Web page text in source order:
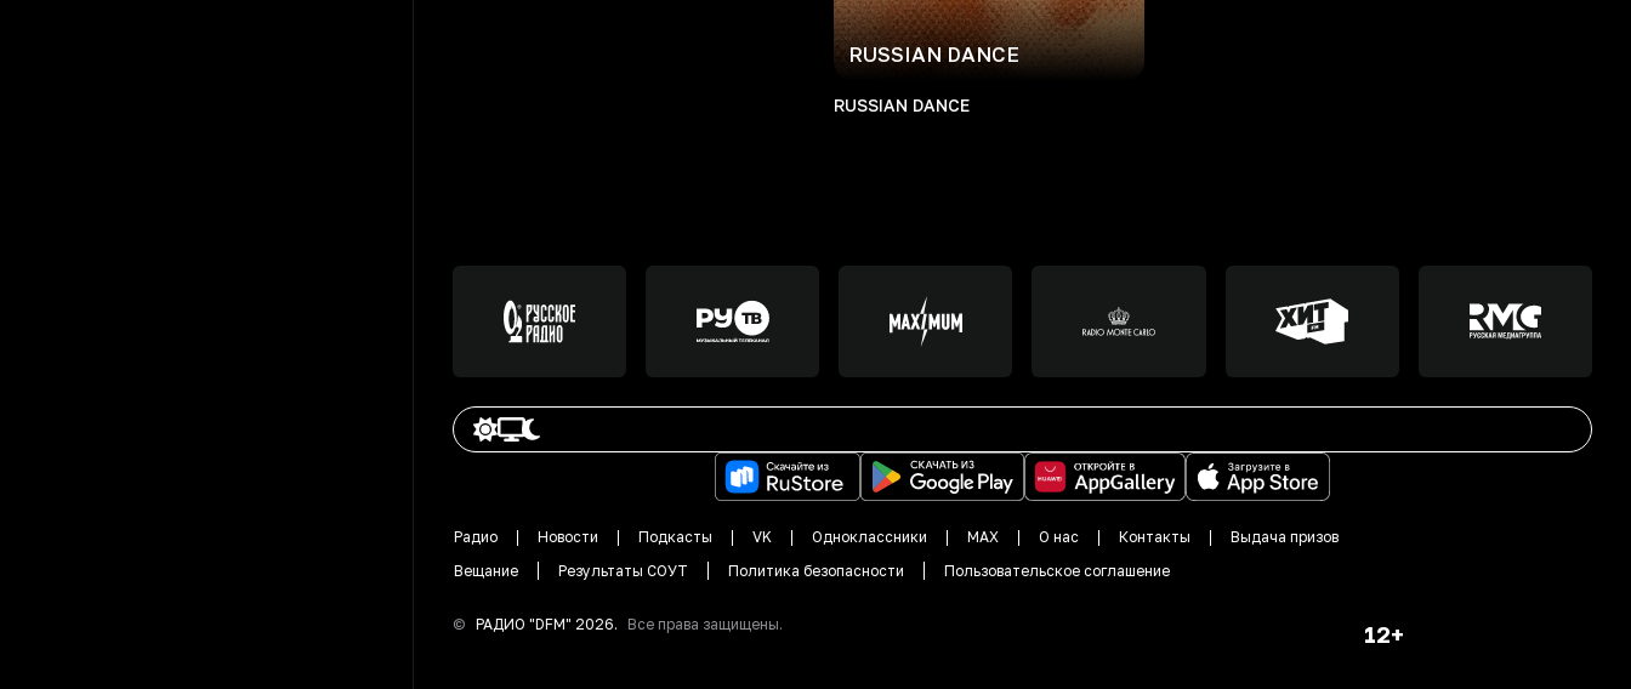
RUSSIAN DANCE
RUSSIAN DANCE
Радио Новости Подкасты VK Одноклассники MAX О нас Контакты
Выдача призов
Вещание
Результаты СОУТ Политика безопасности Пользовательское соглашение
© РАДИО "DFM" 2026. Все права защищены. 12+